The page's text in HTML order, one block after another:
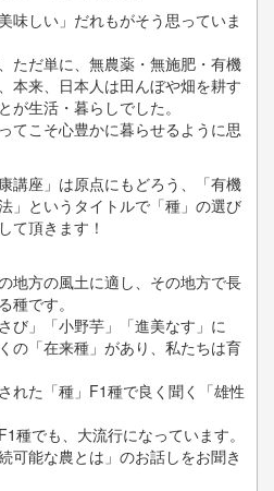
味しい」だれもがそう思っていま
ただ単に、無農薬・無施肥・有機
本来、日本人は田んぼや畑を耕す
が生活・暮らしでした。
てこそ心豊かに暮らせるように思
講座」は原点にもどろう、「有機
」というタイトルで「種」の選び
頂きます！
地方の風土に適し、その地方で長
種です。
び」「小野芋」「進美なす」に
の「在来種」があり、私たちは育
れた「種」F1種で良く聞く「雄性
種でも、大流行になっています。
可能な農とは」のお話しをお聞き